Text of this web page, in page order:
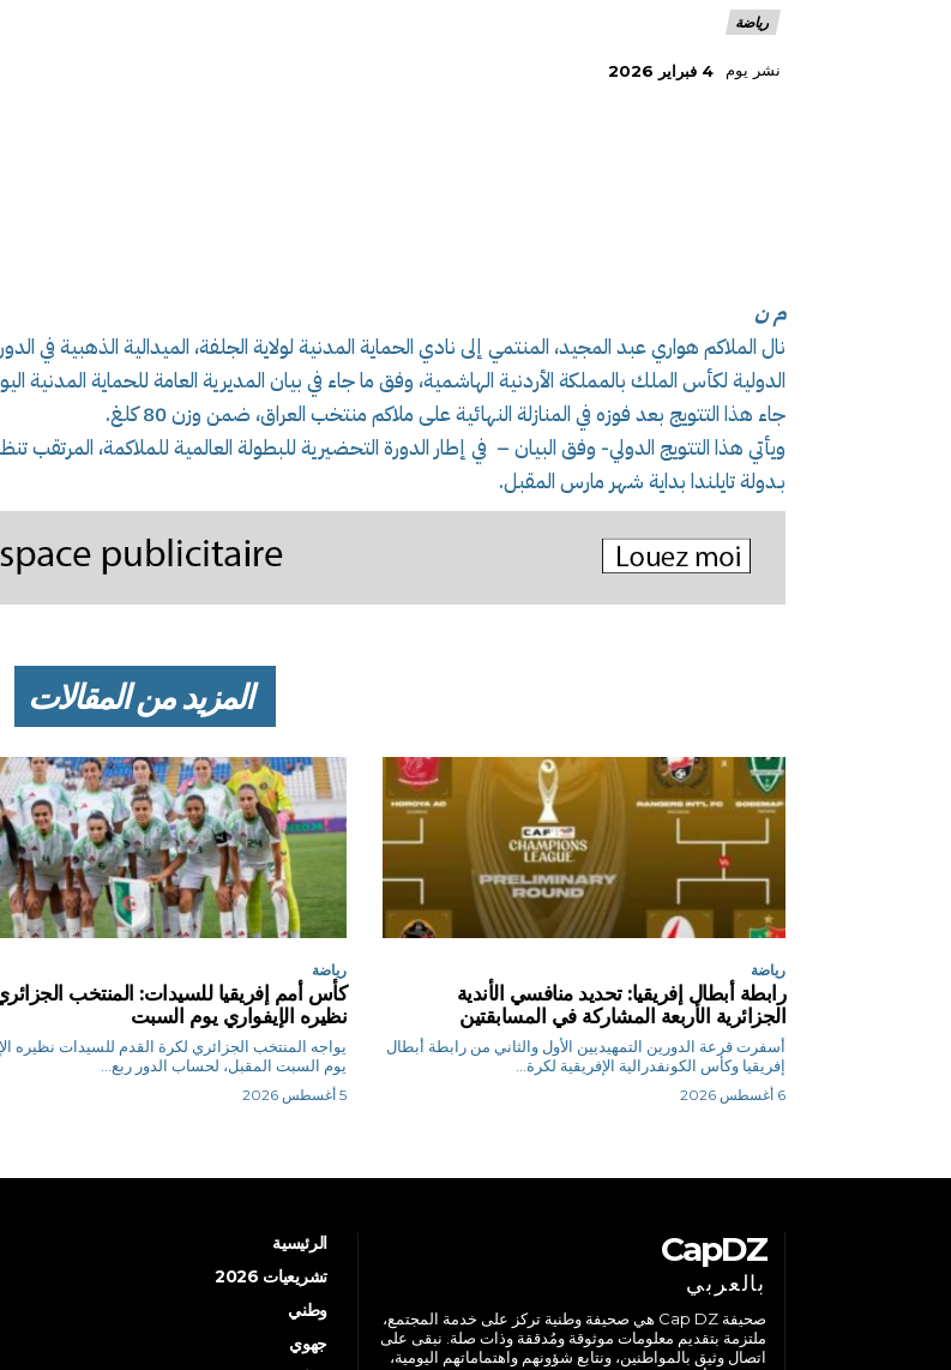
رياضة
نشر يوم 4 فبراير 2026
م ن
نال الملاكم هواري عبد المجيد، المنتمي إلى نادي الحماية المدنية لولاية الجلفة، الميدالية الذهبية في
الدولية لكأس الملك بالمملكة الأردنية الهاشمية، وفق ما جاء في بيان المديرية العامة للحماية المدنية
جاء هذا التتويج بعد فوزه في المنازلة النهائية على ملاكم منتخب العراق، ضمن وزن 80 كلغ.
ويأتي هذا التتويج الدولي- وفق البيان – في إطار الدورة التحضيرية للبطولة العالمية للملاكمة، المرتقب
بـدولة تايلندا بداية شهر مارس المقبل.
المزيد من المقالات
رياضة
رابطة أبطال إفريقيا: تحديد منافسي الأندية
الجزائرية الأربعة المشاركة في المسابقتين
أسفرت قرعة الدورين التمهيديين الأول والثاني من رابطة أبطال
إفريقيا وكأس الكونفدرالية الإفريقية لكرة...
6 أغسطس 2026
رياضة
كأس أمم إفريقيا للسيدات: المنتخب
نظيره الإيفواري يوم السبت
يواجه المنتخب الجزائري لكرة القدم للسيدات نظيره
يوم السبت المقبل، لحساب الدور ربع...
5 أغسطس 2026
CapDZ
بالعربي
صحيفة Cap DZ هي صحيفة وطنية تركز على خدمة المجتمع،
ملتزمة بتقديم معلومات موثوقة ومُدققة وذات صلة. نبقى على
اتصال وثيق بالمواطنين، ونتابع شؤونهم واهتماماتهم اليومية،
الرئيسية
تشريعيات 2026
وطني
جهوي